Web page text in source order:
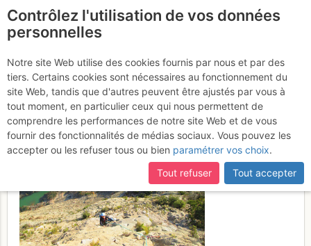
Pared de les Bagasses :
Mescalina
Lundi 20 février 2017
Contrôlez l'utilisation de vos données
personnelles
Notre site Web utilise des cookies fournis par nous et par des
tiers. Certains cookies sont nécessaires au fonctionnement du
site Web, tandis que d'autres peuvent être ajustés par vous à
tout moment, en particulier ceux qui nous permettent de
comprendre les performances de notre site Web et de vous
fournir des fonctionnalités de médias sociaux. Vous pouvez les
accepter ou les refuser tous ou bien paramétrer vos choix.
Tout refuser
Tout accepter